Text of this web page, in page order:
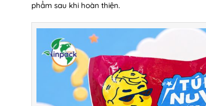
phẩm sau khi hoàn thiện.